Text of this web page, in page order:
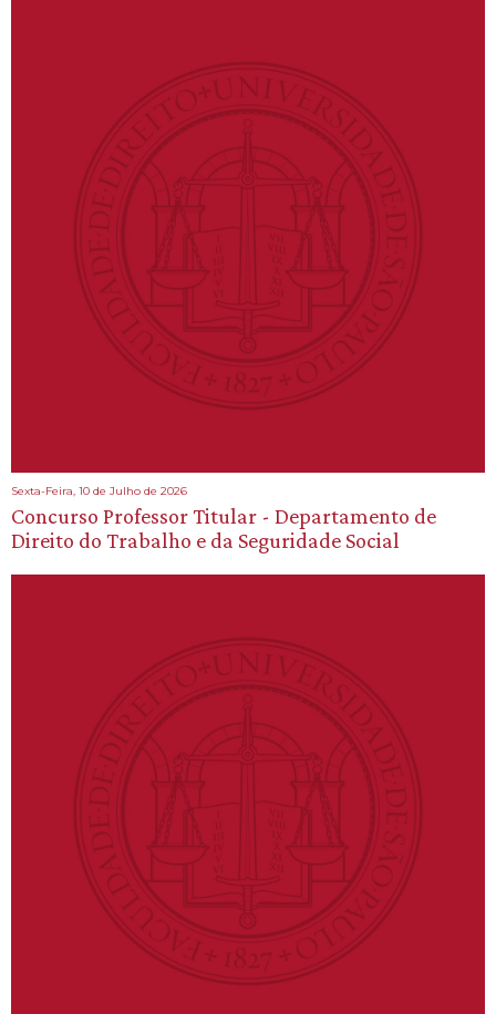
Sexta-Feira, 10 de Julho de 2026
Concurso Professor Titular - Departamento de
Direito do Trabalho e da Seguridade Social